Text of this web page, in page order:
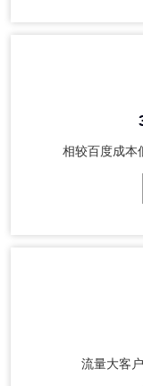
相较百度成本
流量大客